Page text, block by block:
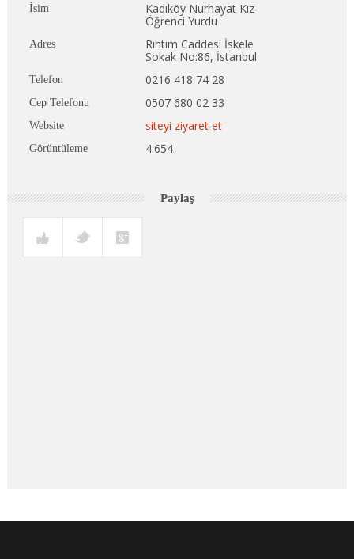
İsim
Kadıköy Nurhayat Kız
Öğrenci Yurdu
Adres
Rıhtım Caddesi İskele
Sokak No:86, İstanbul
Telefon 0216 418 74 28
Cep Telefonu 0507 680 02 33
Website siteyi ziyaret et
Görüntüleme 4.654
Paylaş